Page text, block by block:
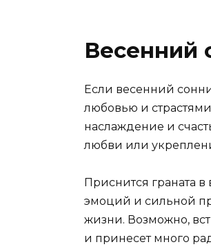
Весенний
Если весенний
любовью и
наслаждение и
любви или
Приснится граната
эмоций и сильной
жизни. Возможно,
и принесет много